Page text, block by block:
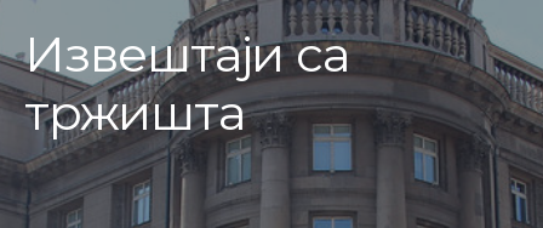
Извештаји са
тржишта